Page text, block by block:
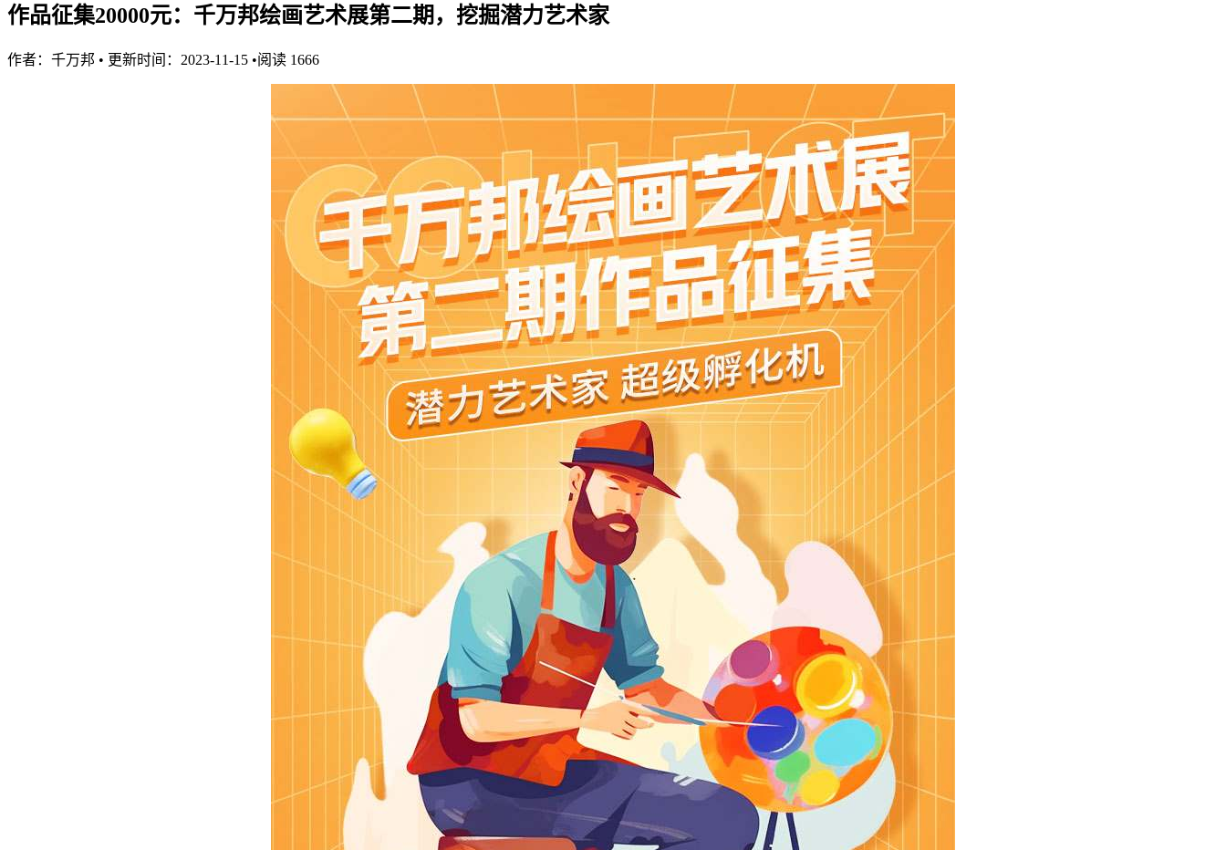
作品征集20000元：千万邦绘画艺术展第二期，挖掘潜力艺术家
作者： 千万邦 • 更新时间：2023-11-15 •阅读 1666